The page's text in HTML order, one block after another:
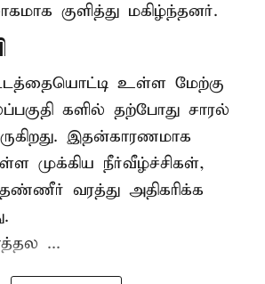
குளித்து மகிழ்ந்தனர்.
உள்ள மேற்கு
களில் தற்போது சாரல்
இதன்காரணமாக
முக்கிய நீர்வீழ்ச்சிகள்,
வரத்து அதிகரிக்க
...